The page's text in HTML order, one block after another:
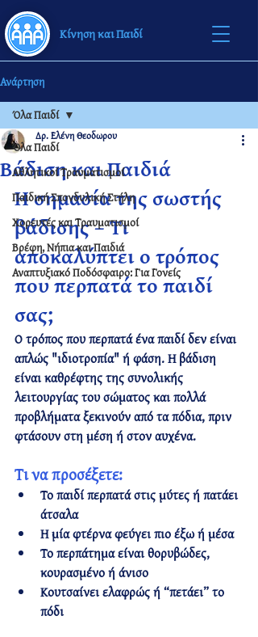
Κίνηση και Παιδί
Ανάρτηση
Όλα Παιδί
Αθλητικοί Τραυματισμοί
Παιδική Σπονδυλική Στήλη
Χορευτές και Τραυματισμοί
Βρέφη, Νήπια και Παιδιά
Αναπτυξιακό Ποδόσφαιρο: Για Γονείς
Όλα Παιδί
Βάδιση και Παιδιά
Δρ. Ελένη Θεοδωρου
Η σημασία της σωστής
βάδισης – Τι
αποκαλύπτει ο τρόπος
που περπατά το παιδί
σας;
Ο τρόπος που περπατά ένα παιδί δεν είναι
απλώς "ιδιοτροπία" ή φάση. Η βάδιση
είναι καθρέφτης της συνολικής
λειτουργίας του σώματος και πολλά
προβλήματα ξεκινούν από τα πόδια, πριν
φτάσουν στη μέση ή στον αυχένα.
Τι να προσέξετε:
Το παιδί περπατά στις μύτες ή πατάει
άτσαλα
Η μία φτέρνα φεύγει πιο έξω ή μέσα
Το περπάτημα είναι θορυβώδες,
κουρασμένο ή άνισο
Κουτσαίνει ελαφρώς ή “πετάει” το
πόδι